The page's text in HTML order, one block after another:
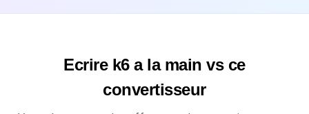
Ecrire k6 a la main vs ce
convertisseur